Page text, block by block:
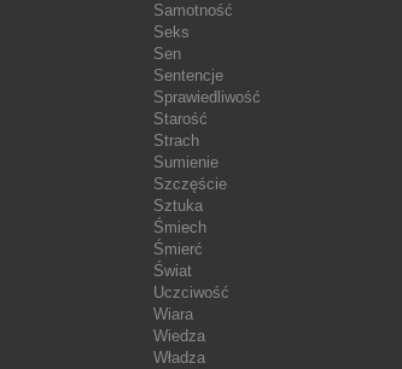
Samotność
Seks
Sen
Sentencje
Sprawiedliwość
Starość
Strach
Sumienie
Szczęście
Sztuka
Śmiech
Śmierć
Świat
Uczciwość
Wiara
Wiedza
Władza